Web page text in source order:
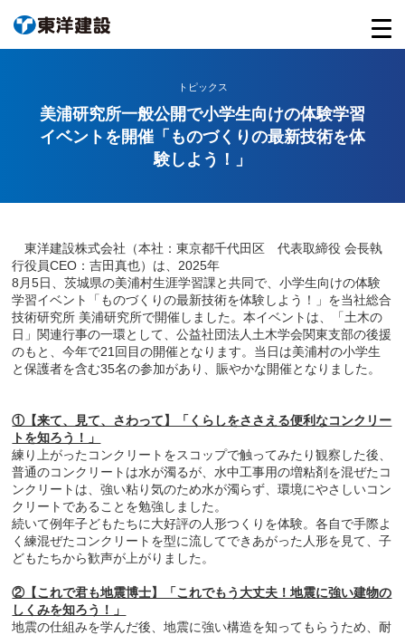
トピックス
美浦研究所一般公開で小学生向けの体験学習
イベントを開催「ものづくりの最新技術を体
験しよう！」
東洋建設株式会社（本社：東京都千代田区 代表取締役 会長執
行役員CEO：吉田真也）は、2025年
8月5日、茨城県の美浦村生涯学習課と共同で、小学生向けの体験
学習イベント「ものづくりの最新技術を体験しよう！」を当社総合
技術研究所 美浦研究所で開催しました。本イベントは、「土木の
日」関連行事の一環として、公益社団法人土木学会関東支部の後援
のもと、今年で21回目の開催となります。当日は美浦村の小学生
と保護者を含む35名の参加があり、賑やかな開催となりました。
①【来て、見て、さわって】「くらしをささえる便利なコンクリー
トを知ろう！」
練り上がったコンクリートをスコップで触ってみたり観察した後、
普通のコンクリートは水が濁るが、水中工事用の増粘剤を混ぜたコ
ンクリートは、強い粘り気のため水が濁らず、環境にやさしいコン
クリートであることを勉強しました。
続いて例年子どもたちに大好評の人形つくりを体験。各自で手際よ
く練混ぜたコンクリートを型に流してできあがった人形を見て、子
どもたちから歓声が上がりました。
②【これで君も地震博士】「これでもう大丈夫！地震に強い建物の
しくみを知ろう！」
地震の仕組みを学んだ後、地震に強い構造を知ってもらうため、耐